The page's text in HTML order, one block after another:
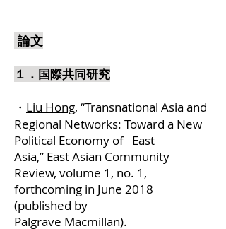
論文
１．国際共同研究
・ Liu Hong, “Transnational Asia and
Regional Networks: Toward a New
Political Economy of East
Asia,” East Asian Community
Review, volume 1, no. 1,
forthcoming in June 2018
(published by
Palgrave Macmillan).